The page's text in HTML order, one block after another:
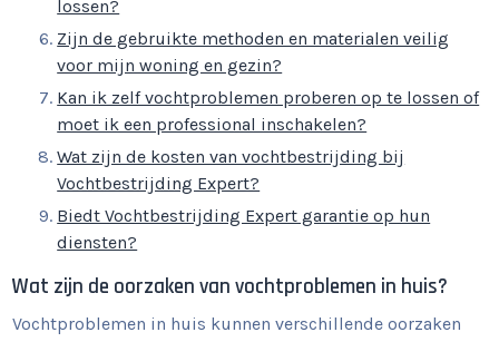
lossen?
Zijn de gebruikte methoden en materialen veilig
voor mijn woning en gezin?
Kan ik zelf vochtproblemen proberen op te lossen of
moet ik een professional inschakelen?
Wat zijn de kosten van vochtbestrijding bij
Vochtbestrijding Expert?
Biedt Vochtbestrijding Expert garantie op hun
diensten?
Wat zijn de oorzaken van vochtproblemen in huis?
Vochtproblemen in huis kunnen verschillende oorzaken